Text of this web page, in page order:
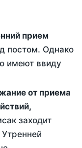
постом. Однако
имеют ввиду
заходит